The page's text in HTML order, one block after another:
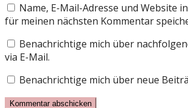
Name, E-Mail-Adresse und Website
für meinen nächsten Kommentar
Benachrichtige mich über
via E-Mail.
Benachrichtige mich über neue